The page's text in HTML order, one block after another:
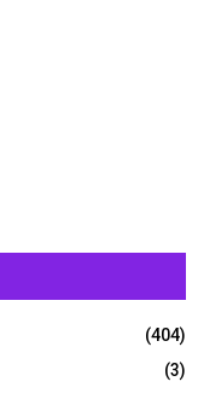
(404)
(3)